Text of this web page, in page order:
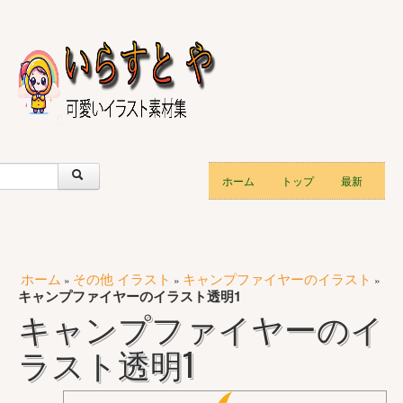
ホーム トップ 最新
ホーム » その他 イラスト » キャンプファイヤーのイラスト »
キャンプファイヤーのイラスト透明1
キャンプファイヤーのイ
ラスト透明1